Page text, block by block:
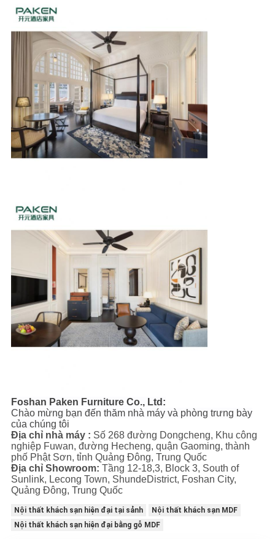
Foshan Paken Furniture Co., Ltd:
Chào mừng bạn đến thăm nhà máy và phòng trưng bày
của chúng tôi
Địa chỉ nhà máy : Số 268 đường Dongcheng, Khu công
nghiệp Fuwan, đường Hecheng, quận Gaoming, thành
phố Phật Sơn, tỉnh Quảng Đông, Trung Quốc
Địa chỉ Showroom: Tầng 12-18,3, Block 3, South of
Sunlink, Lecong Town, ShundeDistrict, Foshan City,
Quảng Đông, Trung Quốc
Nội thất khách sạn hiện đại tại sảnh
Nội thất khách sạn MDF
Nội thất khách sạn hiện đại bằng gỗ MDF